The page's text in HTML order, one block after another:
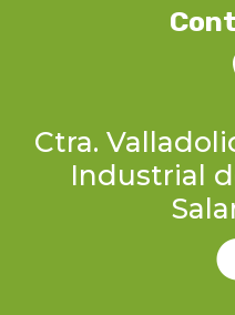
Ctra.
Industrial